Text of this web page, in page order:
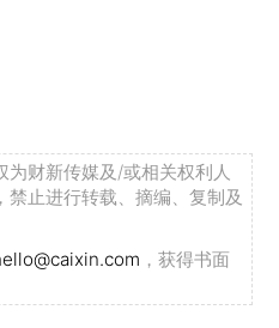
为财新传媒及/或相关权利人
止进行转载、摘编、复制及
，获得书面